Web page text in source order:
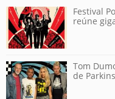
Festival
reúne
Tom
de